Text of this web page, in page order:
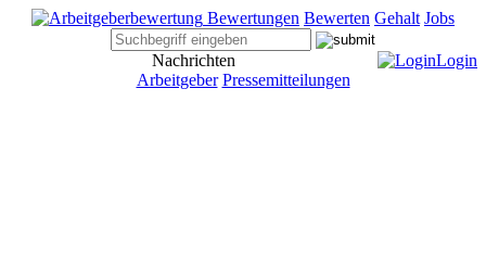
Bewertungen Bewerten Gehalt Jobs
Login
Nachrichten
Arbeitgeber Pressemitteilungen